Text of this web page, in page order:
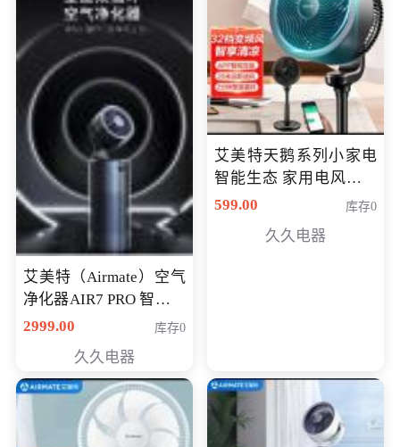
艾美特（Airmate）空气
净化器AIR7 PRO 智能全
屋空气循环负离子旗舰
2999.00 库存0
久久电器
艾美特天鹅系列小家电
智能生态 家用电风扇直
流变频节能轻音空气循
鹅，白天鹅智能)
599.00 库存0
久久电器